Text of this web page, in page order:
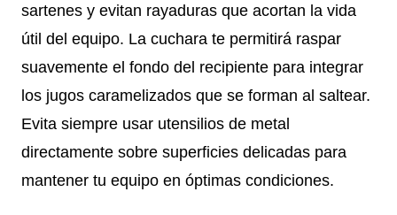
sartenes y evitan rayaduras que acortan la vida
útil del equipo. La cuchara te permitirá raspar
suavemente el fondo del recipiente para integrar
los jugos caramelizados que se forman al saltear.
Evita siempre usar utensilios de metal
directamente sobre superficies delicadas para
mantener tu equipo en óptimas condiciones.